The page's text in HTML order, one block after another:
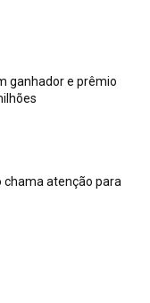
ganhador e prêmio
chama atenção para